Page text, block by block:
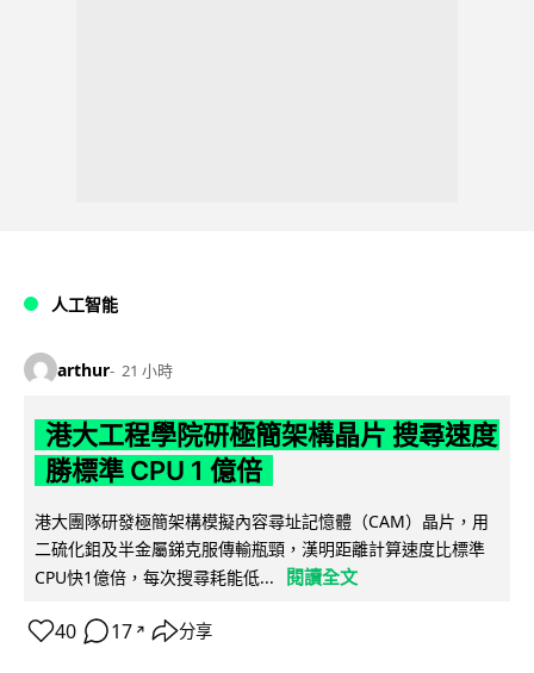
人工智能
arthur 21 小時
港大工程學院研極簡架構晶片 搜尋速度
勝標準 CPU 1 億倍
港大團隊研發極簡架構模擬內容尋址記憶體（CAM）晶片，用
二硫化鉬及半金屬銻克服傳輸瓶頸，漢明距離計算速度比標準
CPU快1億倍，每次搜尋耗能低...
閱讀全文
40 17 ↗ 分享